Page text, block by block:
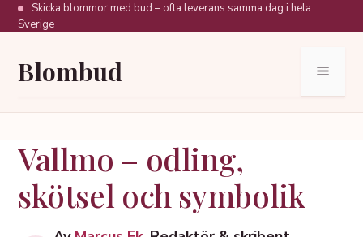
Hoppa
till
Skicka blommor med bud – ofta leverans samma dag i hela
Sverige
Blombud Meny
Vallmo – odling,
skötsel och symbolik